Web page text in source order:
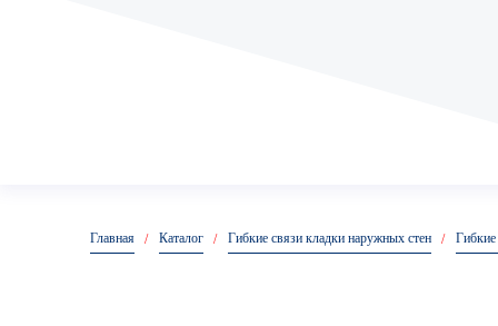
Главная Каталог Гибкие связи кладки наружных стен